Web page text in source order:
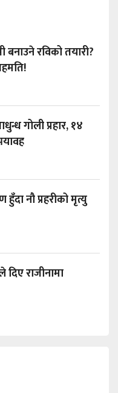
बनाउने रविको तयारी?
गोली प्रहार, १४
नौ प्रहरीको मृत्यु
दिए राजीनामा